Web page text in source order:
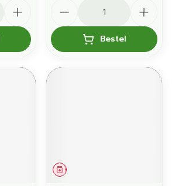
Bestel
Geneesmiddel